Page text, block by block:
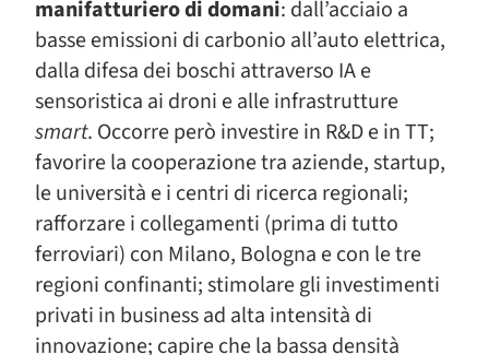
manifatturiero di domani: dall’acciaio a
basse emissioni di carbonio all’auto elettrica,
dalla difesa dei boschi attraverso IA e
sensoristica ai droni e alle infrastrutture
smart. Occorre però investire in R&D e in TT;
favorire la cooperazione tra aziende, startup,
le università e i centri di ricerca regionali;
rafforzare i collegamenti (prima di tutto
ferroviari) con Milano, Bologna e con le tre
regioni confinanti; stimolare gli investimenti
privati in business ad alta intensità di
innovazione; capire che la bassa densità